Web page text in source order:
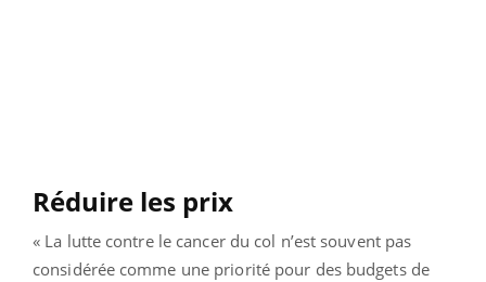
Réduire les prix
« La lutte contre le cancer du col n’est souvent pas
considérée comme une priorité pour des budgets de